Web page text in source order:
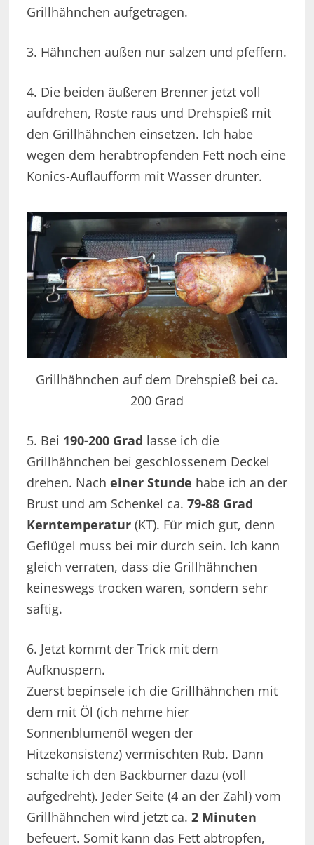
Grillhähnchen aufgetragen.
3. Hähnchen außen nur salzen und pfeffern.
4. Die beiden äußeren Brenner jetzt voll
aufdrehen, Roste raus und Drehspieß mit
den Grillhähnchen einsetzen. Ich habe
wegen dem herabtropfenden Fett noch eine
Konics-Auflaufform mit Wasser drunter.
Grillhähnchen auf dem Drehspieß bei ca.
200 Grad
5. Bei 190-200 Grad lasse ich die
Grillhähnchen bei geschlossenem Deckel
drehen. Nach einer Stunde habe ich an der
Brust und am Schenkel ca. 79-88 Grad
Kerntemperatur(KT). Für mich gut, denn
Geflügel muss bei mir durch sein. Ich kann
gleich verraten, dass die Grillhähnchen
keineswegs trocken waren, sondern sehr
saftig.
6. Jetzt kommt der Trick mit dem
Aufknuspern.
Zuerst bepinsele ich die Grillhähnchen mit
dem mit Öl (ich nehme hier
Sonnenblumenöl wegen der
Hitzekonsistenz) vermischten Rub. Dann
schalte ich den Backburner dazu (voll
aufgedreht). Jeder Seite (4 an der Zahl) vom
Grillhähnchen wird jetzt ca. 2 Minuten
befeuert. Somit kann das Fett abtropfen,